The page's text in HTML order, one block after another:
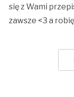
się z Wami
zawsze <3 a